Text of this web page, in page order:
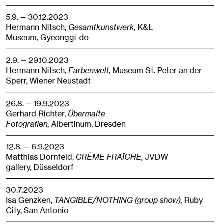
5.9. — 30.12.2023
Hermann Nitsch, Gesamtkunstwerk, K&L
Museum,Gyeonggi-do
2.9. — 29.10.2023
Hermann Nitsch,Farbenwelt, Museum St. Peter an der
Sperr,Wiener Neustadt
26.8. — 19.9.2023
Gerhard Richter, Übermalte
Fotografien, Albertinum, Dresden
12.8. — 6.9.2023
Matthias Dornfeld, CRÈME FRAÎCHE, JVDW
gallery, Düsseldorf
30.7.2023
Isa Genzken, TANGIBLE/NOTHING (group show), Ruby
City,San Antonio